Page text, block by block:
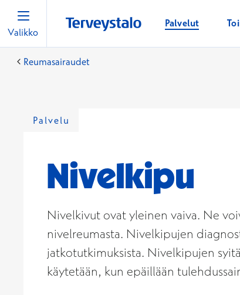
Valikko
Palvelut
Reumasairaudet
Palvelu
Nivelkipu
Nivelkivut ovat yleinen vaiva. Ne
nivelreumasta. Nivelkipujen
jatkotutkimuksista. Nivelkipujen
käytetään, kun epäillään